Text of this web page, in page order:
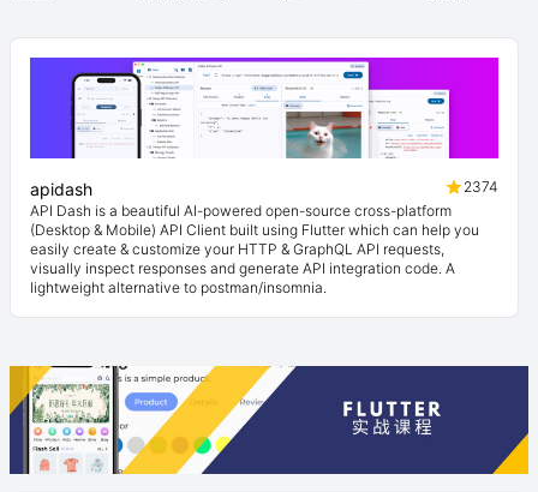
apidash
2374
API Dash is a beautiful AI-powered open-source cross-platform
(Desktop & Mobile) API Client built using Flutter which can help you
easily create & customize your HTTP & GraphQL API requests,
visually inspect responses and generate API integration code. A
lightweight alternative to postman/insomnia.